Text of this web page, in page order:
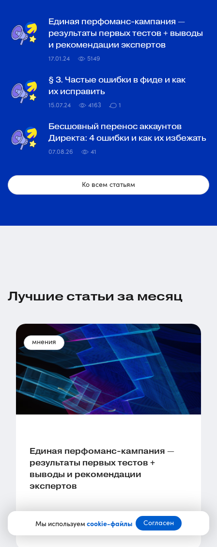
Мы используемcookie-файлы Согласен
Единая перфоманс-кампания —
результаты первых тестов + выводы
и рекомендации экспертов
17.01.24 5149
§ 3. Частые ошибки в фиде и как
их исправить
15.07.24 4163 1
Бесшовный перенос аккаунтов
Директа: 4 ошибки и как их избежать
07.08.26 41
Ко всем статьям
Лучшие статьи за месяц
мнения
Единая перфоманс-кампания —
результаты первых тестов +
выводы и рекомендации
экспертов